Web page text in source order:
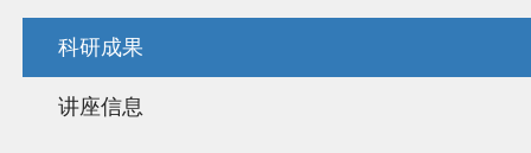
科研成果
讲座信息